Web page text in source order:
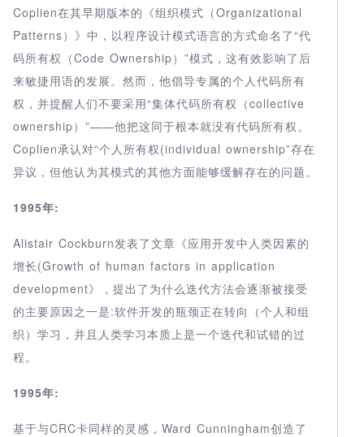
Coplien在其早期版本的《组织模式（Organizational
Patterns）》中，以程序设计模式语言的方式命名了“代
码所有权（Code Ownership）”模式，这有效影响了后
来敏捷用语的发展。然而，他倡导专属的个人代码所有
权，并提醒人们不要采用“集体代码所有权（collective
ownership）”——他把这同于根本就没有代码所有权。
Coplien承认对“个人所有权(individual ownership”存在
异议，但他认为其模式的其他方面能够缓解存在的问题。
1995年:
Alistair Cockburn发表了文章《应用开发中人类因素的
增长(Growth of human factors in application
development》，提出了为什么迭代方法会逐渐被接受
的主要原因之一是:软件开发的瓶颈正在转向（个人和组
织）学习，并且人类学习本质上是一个迭代和试错的过
程。
1995年:
基于与CRC卡同样的灵感，Ward Cunningham创造了